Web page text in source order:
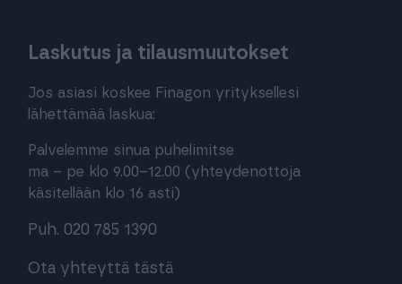
Laskutus ja tilausmuutokset
Jos asiasi koskee Finagon yrityksellesi
lähettämää laskua:
Palvelemme sinua puhelimitse
ma – pe klo 9.00–12.00 (yhteydenottoja
käsitellään klo 16 asti)
Puh. 020 785 1390
Ota yhteyttä tästä